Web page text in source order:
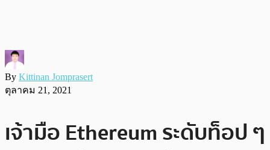
By Kittinan Jomprasert
ตุลาคม 21, 2021
เจ้ามือ Ethereum ระดับท็อป ๆ